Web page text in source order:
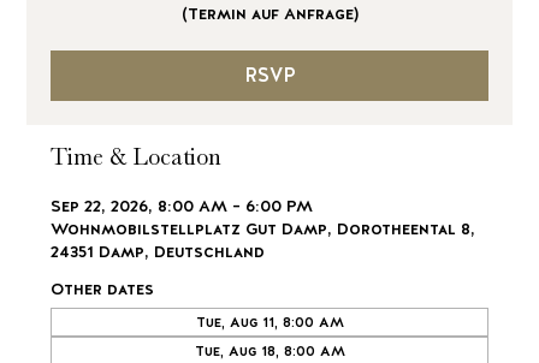
(Termin auf Anfrage)
RSVP
Time & Location
Sep 22, 2026, 8:00 AM – 6:00 PM
Wohnmobilstellplatz Gut Damp, Dorotheental 8,
24351 Damp, Deutschland
Other dates
Tue, Aug 11, 8:00 AM
Tue, Aug 18, 8:00 AM